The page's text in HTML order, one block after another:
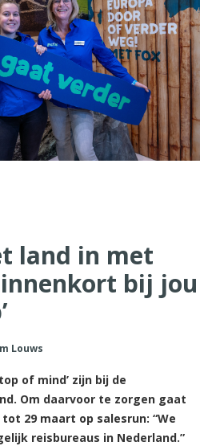
land in met
bij jou
Louws
of mind’ zijn bij de
Om daarvoor te zorgen gaat
29 maart op salesrun: “We
reisbureaus in Nederland.”